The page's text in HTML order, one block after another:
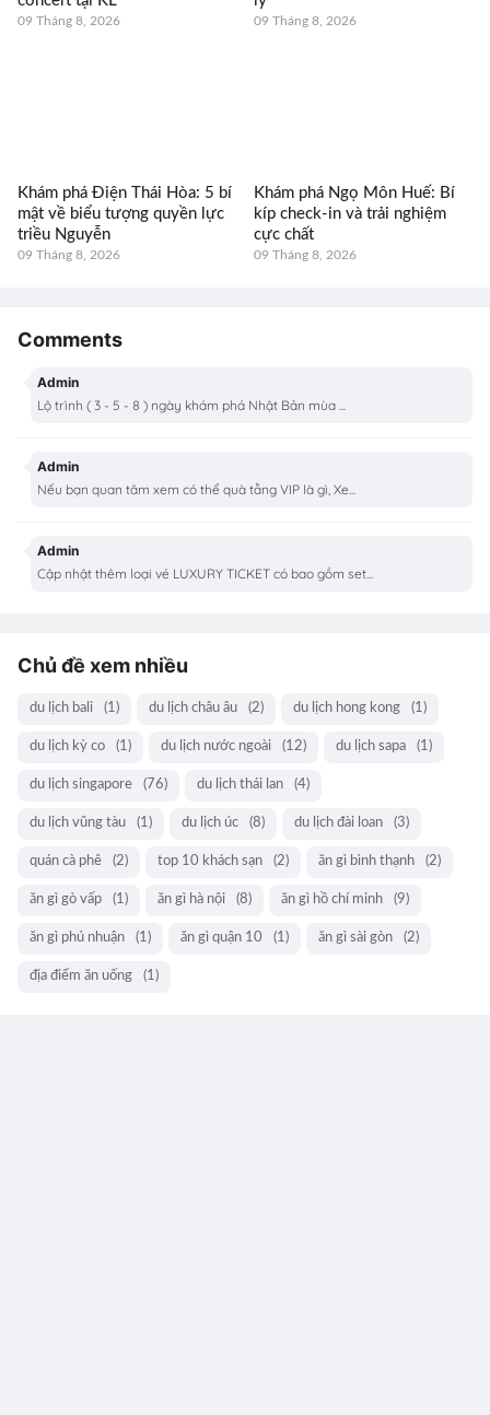
09 Tháng 8, 2026 09 Tháng 8, 2026
Khám phá Điện Thái Hòa: 5 bí
mật về biểu tượng quyền lực
triều Nguyễn
09 Tháng 8, 2026
Khám phá Ngọ Môn Huế: Bí
kíp check-in và trải nghiệm
cực chất
09 Tháng 8, 2026
Comments
Admin
Lộ trình ( 3 - 5 - 8 ) ngày khám phá Nhật Bản mùa ...
Admin
Nếu bạn quan tâm xem có thể quà tằng VIP là gì, Xe...
Admin
Cập nhật thêm loại vé LUXURY TICKET có bao gồm set...
Chủ đề xem nhiều
du lịch bali (1) du lịch châu âu (2) du lịch hong kong (1)
du lịch kỳ co (1) du lịch nước ngoài (12) du lịch sapa (1)
du lịch singapore (76) du lịch thái lan (4)
du lịch vũng tàu (1) du lịch úc (8) du lịch đài loan (3)
quán cà phê (2) top 10 khách sạn (2) ăn gì bình thạnh (2)
ăn gì gò vấp (1) ăn gì hà nội (8) ăn gì hồ chí minh (9)
ăn gì phú nhuận (1) ăn gì quận 10 (1) ăn gì sài gòn (2)
địa điểm ăn uống (1)